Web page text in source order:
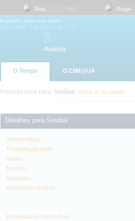
Beja 18 ºC- 35 ºC Braga 18
Previsão para esta tarde
25
17
Aveiro
O Tempo O CliM@UA
Previsão local para: Setúbal mudar de localidade
Detalhes para Setúbal
Temperatura
Precipitação total
Vento
Nuvens
Nevoeiro
Humidade relativa
Precipitação convectiva